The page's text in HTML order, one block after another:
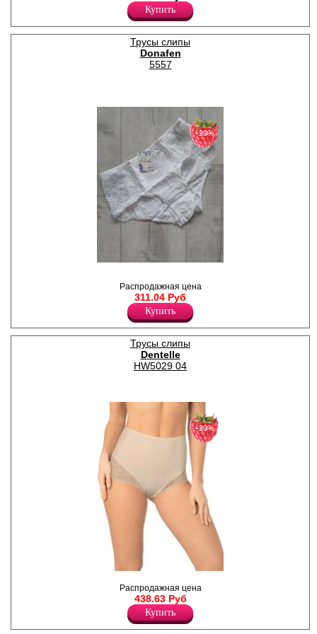
гигиеничной ластовицей.
Лайкра 10%
Хлопок 55%
Нейлон 35%
Купить
Трусы слипы
Donafen
5557
полотна с кружевными
вставками, средней линией
талии, гигиеничной х/б
ластовицей.
Лайкра 10%
Хлопок 55%
Нейлон 35%
−20%
Распродажная цена
311.04 Руб
Купить
Трусы слипы
Dentelle
HW5029 04
деликатного эластичного
полотна, с высокой линией
талии, легким
корректирующим эффектом,
гигиеничной х/б ластовицей.
−20%
Распродажная цена
438.63 Руб
Купить